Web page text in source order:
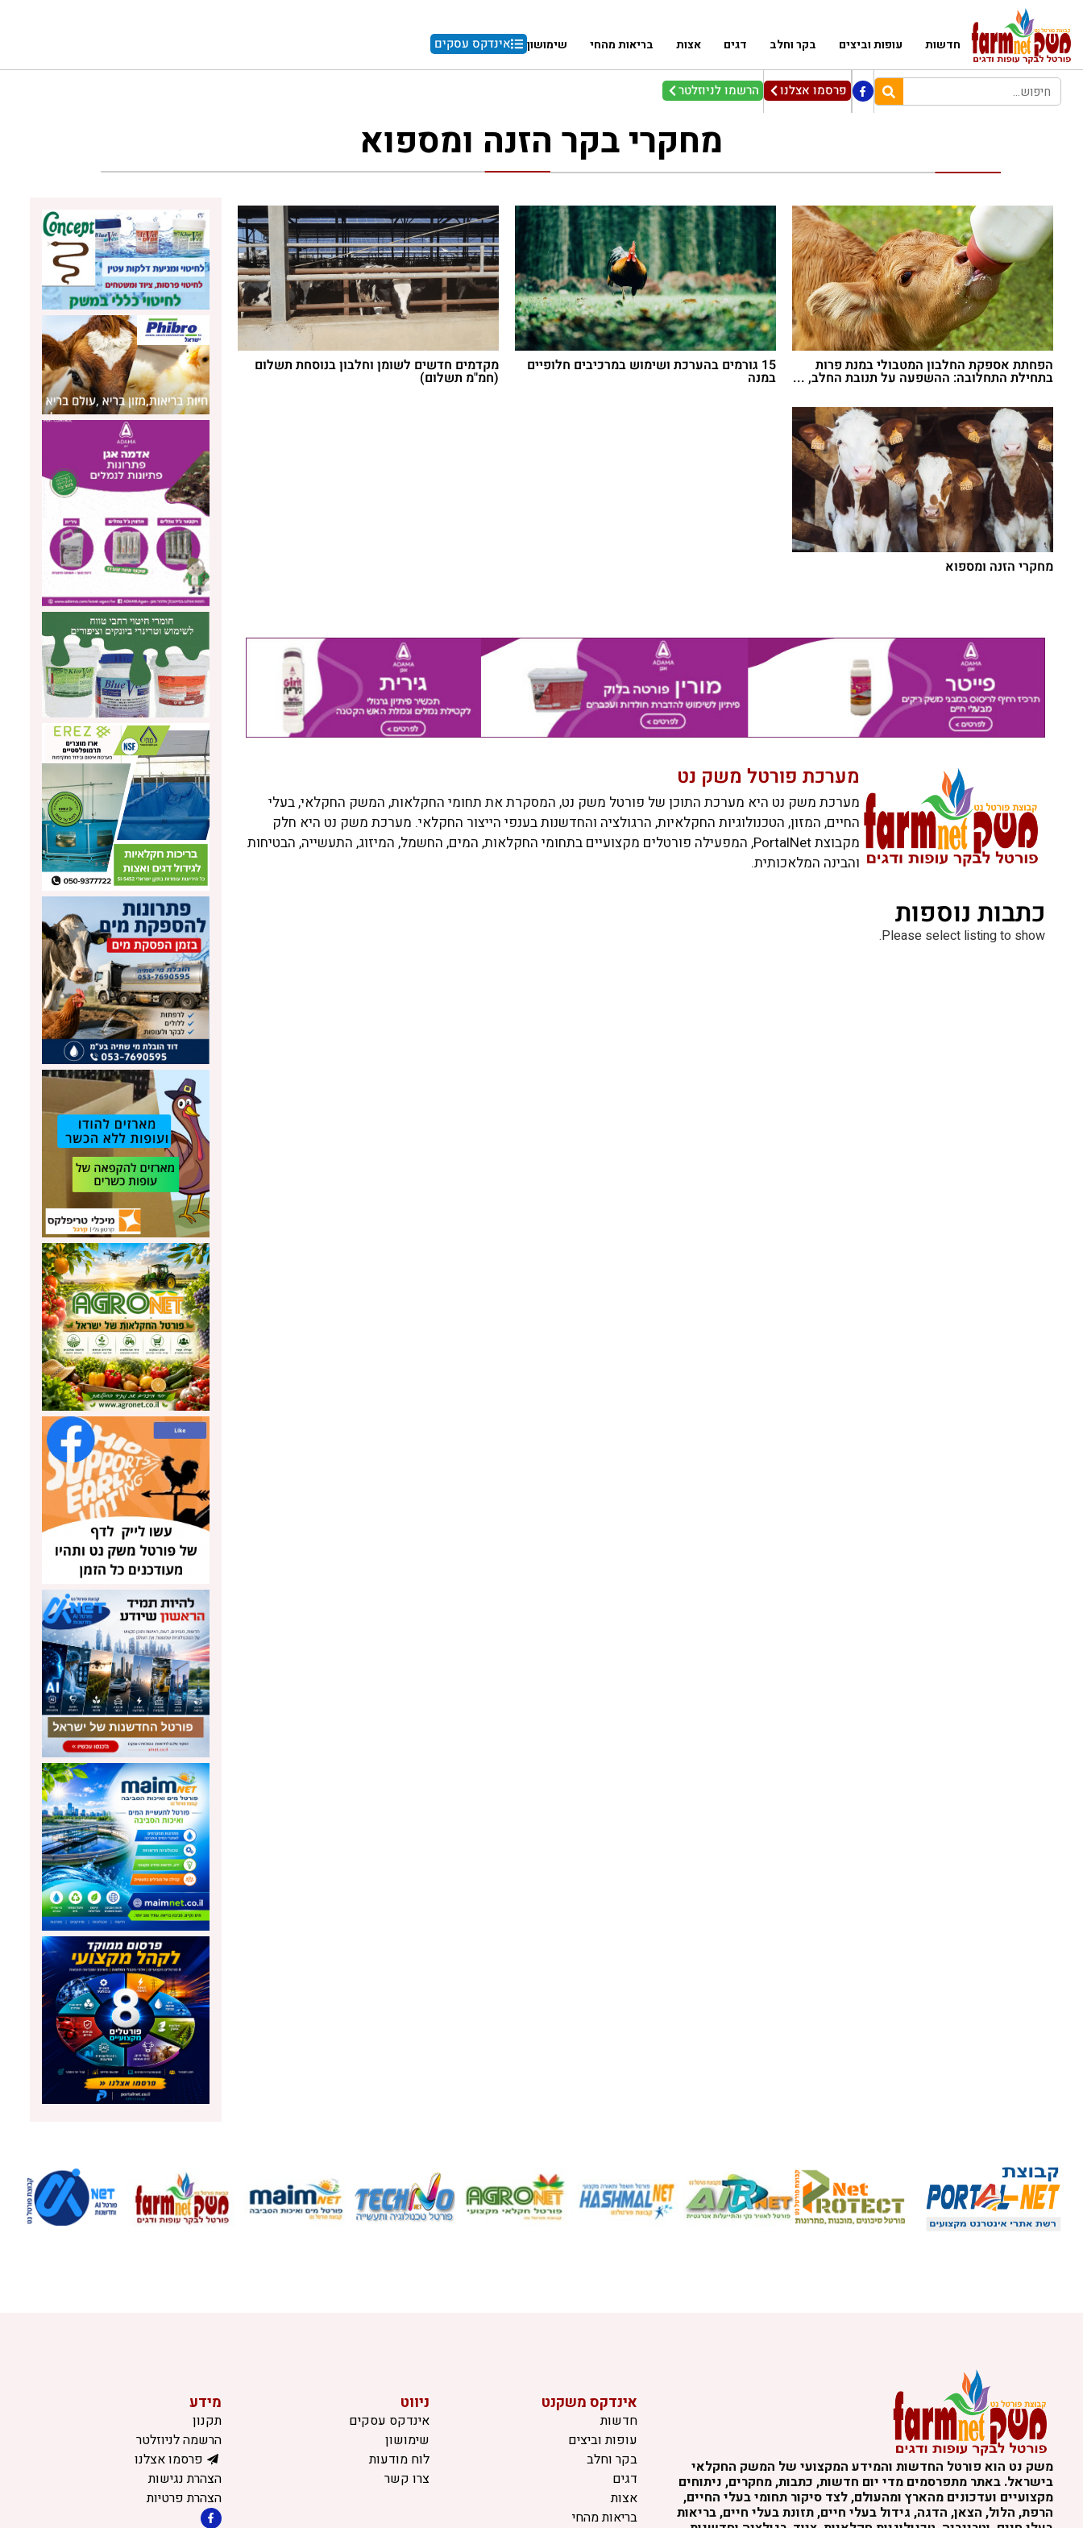
חדשות עופות וביצים בקר וחלב דגים אצות בריאות מהחי שימושון אינדקס עסקים
פרסמו אצלנו הרשמו לניוזלטר
מחקרי בקר הזנה ומספוא
הפחתת אספקת החלבון המטבולי במנת פרות
בתחילת התחלובה: ההשפעה על תנובת החלב, ...
15 גורמים בהערכת ושימוש במרכיבים חלופיים
במנה
מקדמים חדשים לשומן וחלבון בנוסחת תשלום
(חמ"מ תשלום)
מחקרי הזנה ומספוא
מערכת פורטל משק נט
מערכת משק נט היא מערכת התוכן של פורטל משק נט, המסקרת את תחומי החקלאות, המשק החקלאי, בעלי
החיים, המזון, הטכנולוגיות החקלאיות, הרגולציה והחדשנות בענפי הייצור החקלאי. מערכת משק נט היא חלק
מקבוצת PortalNet, המפעילה פורטלים מקצועיים בתחומי החקלאות, המים, החשמל, המיזוג, התעשייה, הבטיחות
והבינה המלאכותית.
כתבות נוספות
Please select listing to show.
משק נט הוא פורטל החדשות והמידע המקצועי של המשק החקלאי
בישראל. באתר מתפרסמים מדי יום חדשות, כתבות, מחקרים, ניתוחים
מקצועיים ועדכונים מהארץ ומהעולם, לצד סיקור תחומי בעלי החיים,
הרפת, הלול, הצאן, הדגה, גידול בעלי חיים, תזונת בעלי חיים, בריאות
אינדקס משקנט
חדשות
עופות וביצים
בקר וחלב
דגים
אצות
בריאות מהחי
ניווט
אינדקס עסקים
שימושון
לוח מודעות
צרו קשר
מידע
תקנון
הרשמה לניוזלטר
פרסמו אצלנו
הצהרת נגישות
הצהרת פרטיות